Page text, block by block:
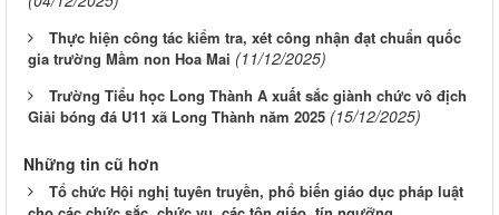
Tổ chức Hội nghị tuyên truyền, phổ biến giáo dục pháp luật
cho các chức sắc, chức vụ, các tôn giáo, tín ngưỡng
(24/09/2025)
Tổ chức chương trình Giao lưu dân vũ thể thao năm 2025
(12/09/2025)